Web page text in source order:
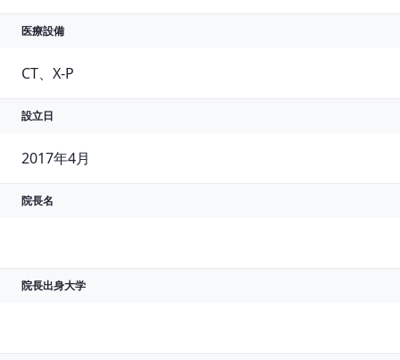
医療設備
CT、X-P
設立日
2017年4月
院長名
院長出身大学